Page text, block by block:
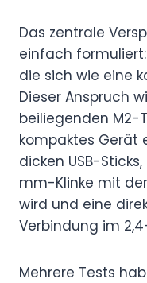
Das zentrale
einfach
die sich wie eine
Dieser Anspruch
beiliegenden M2-
kompaktes Gerät
dicken USB-
mm-Klinke mit
wird und eine
Verbindung im
Mehrere Tests